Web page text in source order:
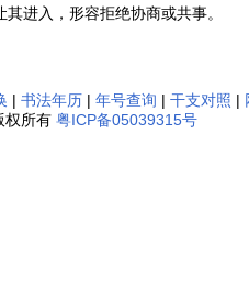
进入，形容拒绝协商或共事。
| 书法年历 | 年号查询 | 干支对照 |
权所有 粤ICP备05039315号